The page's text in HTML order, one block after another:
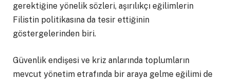
gerektiğine yönelik sözleri, aşırılıkçı eğilimlerin
Filistin politikasına da tesir ettiğinin
göstergelerinden biri.
Güvenlik endişesi ve kriz anlarında toplumların
mevcut yönetim etrafında bir araya gelme eğilimi de